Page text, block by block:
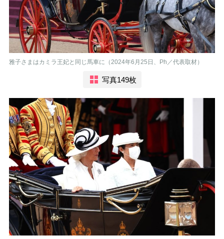
雅子さまはカミラ王妃と同じ馬車に（2024年6月25日、Ph／代表取材）
写真149枚